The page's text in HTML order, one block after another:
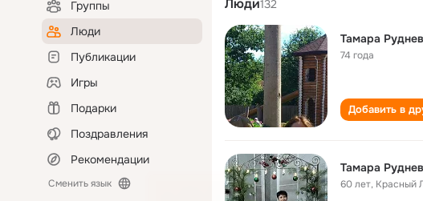
Группы
Люди
Публикации
Игры
Подарки
Поздравления
Рекомендации
Сменить язык
Люди132
Тамара
74 года
Добавить в
Тамара
60 лет, Красный